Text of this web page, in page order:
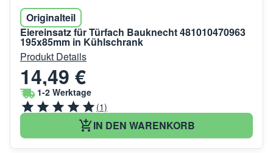
Originalteil
Eiereinsatz für Türfach Bauknecht 481010470963
195x85mm in Kühlschrank
Produkt Details
14,49 €
1-2 Werktage
(1)
IN DEN WARENKORB